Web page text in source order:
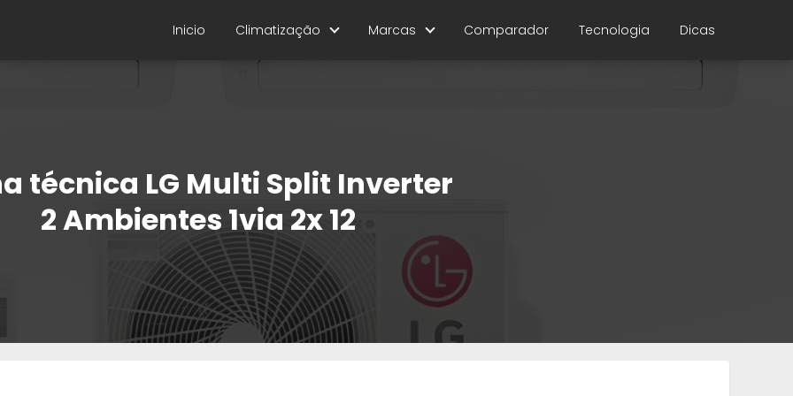
Inicio Climatização Marcas Comparador Tecnologia Dicas
técnica LG Multi Split Inverter
2 Ambientes 1via 2x 12